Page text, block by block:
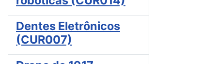
Dentes Eletrônicos
(CUR007)